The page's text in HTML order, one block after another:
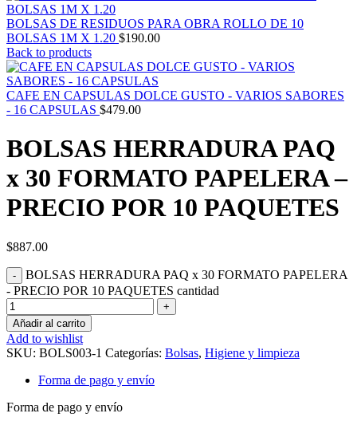
BOLSAS DE RESIDUOS PARA OBRA ROLLO DE 10
BOLSAS 1M X 1.20 $190.00
Back to products
CAFE EN CAPSULAS DOLCE GUSTO - VARIOS SABORES
- 16 CAPSULAS $479.00
BOLSAS HERRADURA PAQ
x 30 FORMATO PAPELERA –
PRECIO POR 10 PAQUETES
$887.00
BOLSAS HERRADURA PAQ x 30 FORMATO PAPELERA
- PRECIO POR 10 PAQUETES cantidad
Añadir al carrito
Add to wishlist
SKU: BOLS003-1 Categorías: Bolsas, Higiene y limpieza
Forma de pago y envío
Forma de pago y envío